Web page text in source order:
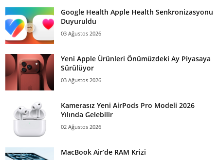
Google Health Apple Health Senkronizasyonu
Duyuruldu
03 Ağustos 2026
Yeni Apple Ürünleri Önümüzdeki Ay Piyasaya
Sürülüyor
03 Ağustos 2026
Kamerasız Yeni AirPods Pro Modeli 2026
Yılında Gelebilir
02 Ağustos 2026
MacBook Air’de RAM Krizi